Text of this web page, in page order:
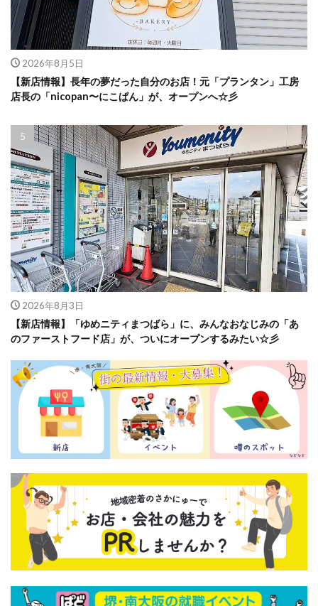
2026年8月5日
【新店情報】長年の夢だった自分のお店！元「プランタン」工房
店長の「nicopan〜にこぱん」が、オープンへ☆彡
2026年8月3日
【新店情報】「ゆめニティまつばら」に、みんなおなじみの「あ
のファーストフード店」が、ついにオープンするみたい☆彡